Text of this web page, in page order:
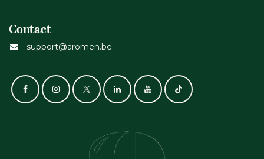
Contact
support@aromen.be